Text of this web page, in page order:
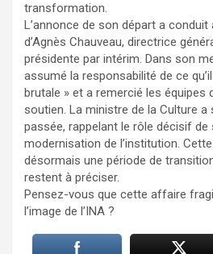
transformation.
L’annonce de son départ a
d’Agnès Chauveau, directrice
présidente par intérim. Dans son
assumé la responsabilité de ce
brutale » et a remercié les équipes
soutien. La ministre de la Culture a
passée, rappelant le rôle décisif
modernisation de l’institution.
désormais une période de
restent à préciser.
Pensez-vous que cette affaire
l’image de l’INA ?